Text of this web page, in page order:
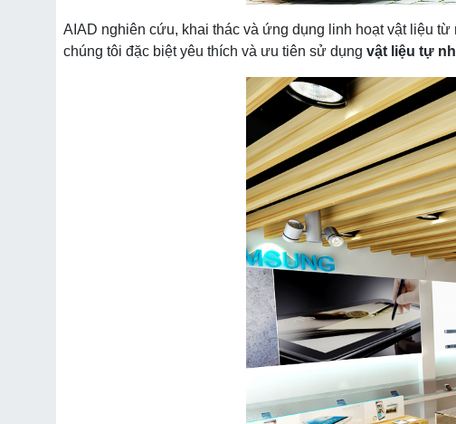
AIAD nghiên cứu, khai thác và ứng dụng linh hoạt vật liệu
chúng tôi đặc biệt yêu thích và ưu tiên sử dụng vật liệu tự